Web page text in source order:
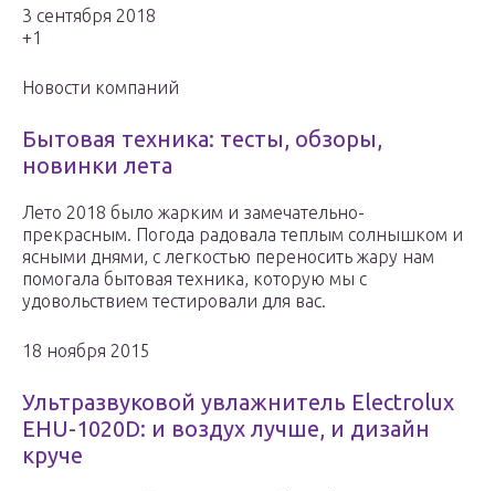
3 сентября 2018
+1
Новости компаний
Бытовая техника: тесты, обзоры,
новинки лета
Лето 2018 было жарким и замечательно-
прекрасным. Погода радовала теплым солнышком и
ясными днями, с легкостью переносить жару нам
помогала бытовая техника, которую мы с
удовольствием тестировали для вас.
18 ноября 2015
Ультразвуковой увлажнитель Electrolux
EHU-1020D: и воздух лучше, и дизайн
круче